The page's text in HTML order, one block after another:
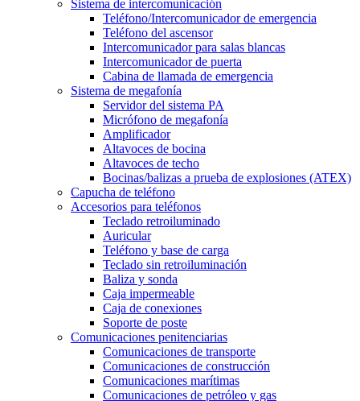
Sistema de intercomunicación
Teléfono/Intercomunicador de emergencia
Teléfono del ascensor
Intercomunicador para salas blancas
Intercomunicador de puerta
Cabina de llamada de emergencia
Sistema de megafonía
Servidor del sistema PA
Micrófono de megafonía
Amplificador
Altavoces de bocina
Altavoces de techo
Bocinas/balizas a prueba de explosiones (ATEX)
Capucha de teléfono
Accesorios para teléfonos
Teclado retroiluminado
Auricular
Teléfono y base de carga
Teclado sin retroiluminación
Baliza y sonda
Caja impermeable
Caja de conexiones
Soporte de poste
Comunicaciones penitenciarias
Comunicaciones de transporte
Comunicaciones de construcción
Comunicaciones marítimas
Comunicaciones de petróleo y gas